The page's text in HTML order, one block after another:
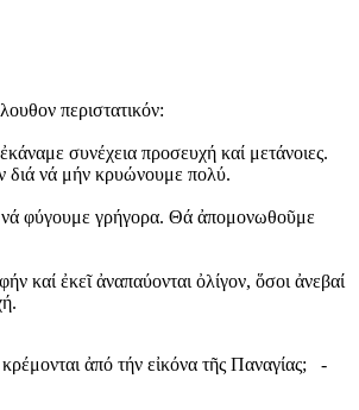
περιστατικόν:
συνέχεια προσευχή καί μετάνοιες.
διά νά μήν κρυώνουμε πολύ.
νά φύγουμε γρήγορα. Θά ἀπομονωθοῦμε
καί ἐκεῖ ἀναπαύονται ὀλίγον, ὅσοι ἀνεβαί
ἀπό τήν εἰκόνα τῆς Παναγίας; -